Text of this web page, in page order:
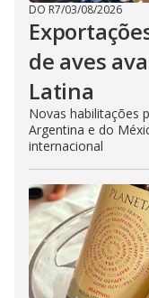
DO R7/03/08/2026
de aves
Latina
Novas habilitações
Argentina e do
internacional